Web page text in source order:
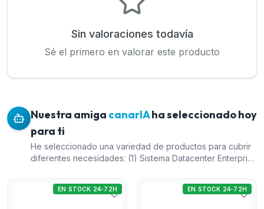
Sin valoraciones todavía
Sé el primero en valorar este producto
Nuestra amiga canarIAha seleccionado hoy
para ti
He seleccionado una variedad de productos para cubrir
diferentes necesidades: (1) Sistema Datacenter Enterprise
empresas que necesiten gestionar un gran número de
dispositivos. (5) El Equipo servidor rack de analítica
EN STOCK 24-72H EN STOCK 24-72H